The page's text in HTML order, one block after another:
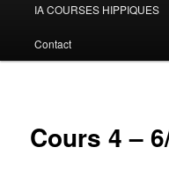
contenu
IA COURSES HIPPIQUES
Contact
Cours 4 –